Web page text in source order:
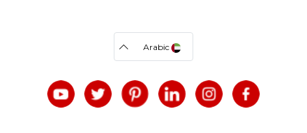
Arabic